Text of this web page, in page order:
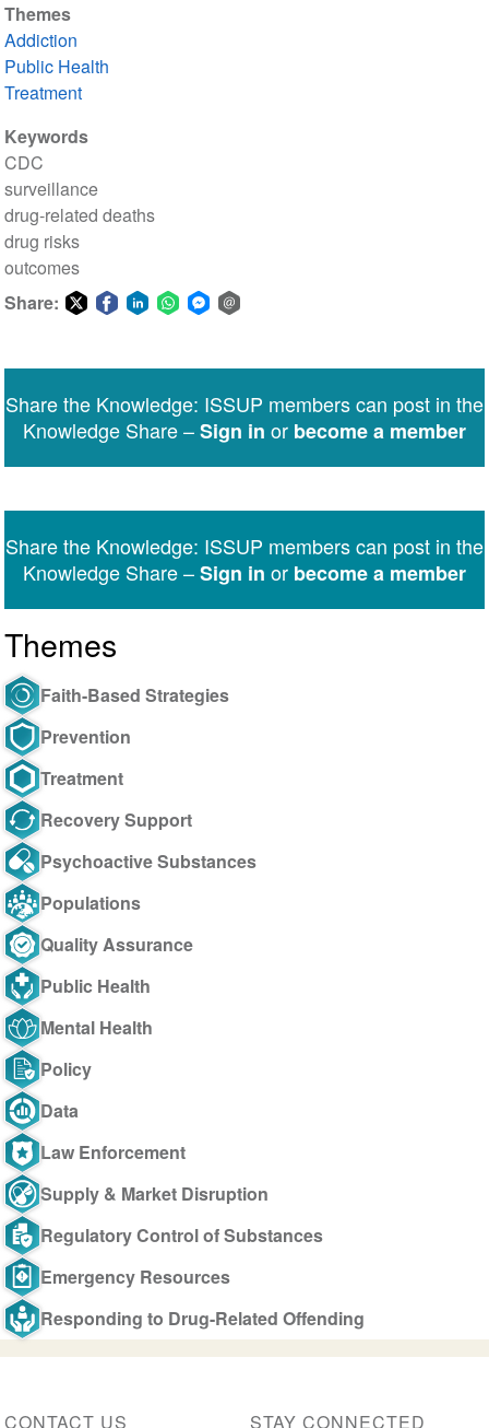
Themes
Addiction
Public Health
Treatment
Keywords
CDC
surveillance
drug-related deaths
drug risks
outcomes
Share:
Messenger
Share the Knowledge: ISSUP members can post in the
Knowledge Share –Sign in or become a member
Share the Knowledge: ISSUP members can post in the
Knowledge Share –Sign in or become a member
Themes
Faith-Based Strategies
Prevention
Treatment
Recovery Support
Psychoactive Substances
Populations
Quality Assurance
Public Health
Mental Health
Policy
Data
Law Enforcement
Supply & Market Disruption
Regulatory Control of Substances
Emergency Resources
Responding to Drug-Related Offending
CONTACT US STAY CONNECTED